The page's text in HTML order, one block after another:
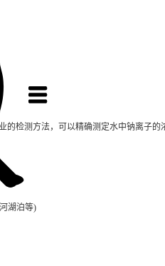
湖泊等)
检测方法，可以精确测定水中钠离子